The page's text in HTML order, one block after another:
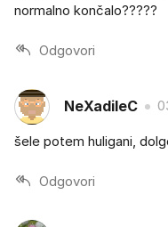
normalno končalo?????
Odgovori
NeXadileC
šele potem huligani,
Odgovori